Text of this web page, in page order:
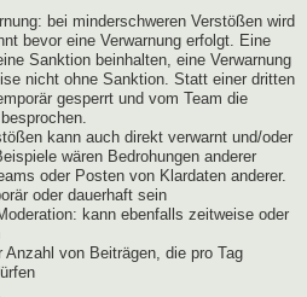
bei minderschweren Verstößen wird
bevor eine Verwarnung erfolgt. Eine
Sanktion beinhalten, eine Verwarnung
nicht ohne Sanktion. Statt einer dritten
gesperrt und vom Team die
kann auch direkt verwarnt und/oder
wären Bedrohungen anderer
oder Posten von Klardaten anderer.
oder dauerhaft sein
kann ebenfalls zeitweise oder
Anzahl von Beiträgen, die pro Tag